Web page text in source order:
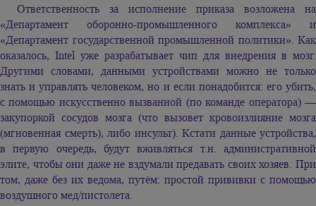
Ответственность за исполнение приказа возложена на
«Департамент оборонно-промышленного комплекса» и
«Департамент государственной промышленной политики». Как
оказалось, Intel уже разрабатывает чип для внедрения в мозг.
Другими словами, данными устройствами можно не только
знать и управлять человеком, но и если понадобится: его убить,
с помощью искусственно вызванной (по команде оператора) —
закупоркой сосудов мозга (что вызовет кровоизлияние мозга
(мгновенная смерть), либо инсульт). Кстати данные устройства,
в первую очередь, будут вживляться т.н. административной
элите, чтобы они даже не вздумали предавать своих хозяев. При
том, даже без их ведома, путём: простой прививки с помощью
воздушного мед/пистолета.